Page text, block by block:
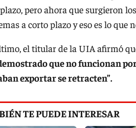
pero ahora que surgieron
a corto plazo y eso es lo que
el titular de la UIA afirmó
que no funcionan
exportar se retracten”.
TE PUEDE INTERESAR